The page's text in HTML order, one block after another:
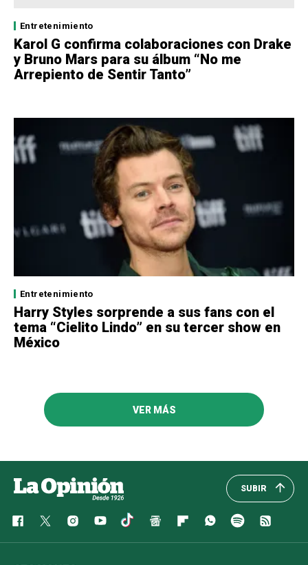
Entretenimiento
Karol G confirma colaboraciones con Drake
y Bruno Mars para su álbum “No me
Arrepiento de Sentir Tanto”
Entretenimiento
Harry Styles sorprende a sus fans con el
tema “Cielito Lindo” en su tercer show en
México
VER MÁS
SUBIR